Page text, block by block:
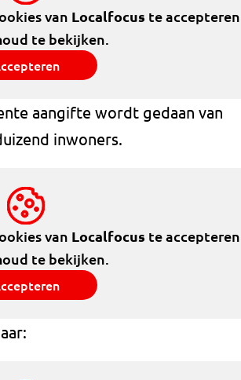
van Localfocus te accepteren
te bekijken.
aangifte wordt gedaan van
inwoners.
van Localfocus te accepteren
te bekijken.